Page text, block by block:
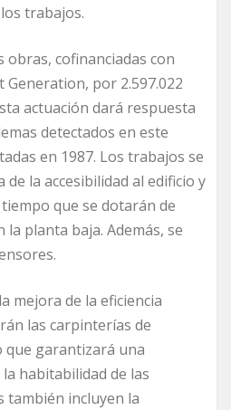
trabajos.
obras, cofinanciadas con
por 2.597.022
actuación dará respuesta
detectados en este
en 1987. Los trabajos se
la accesibilidad al edificio y
que se dotarán de
la planta baja. Además, se
mejora de la eficiencia
las carpinterías de
garantizará una
habitabilidad de las
también incluyen la